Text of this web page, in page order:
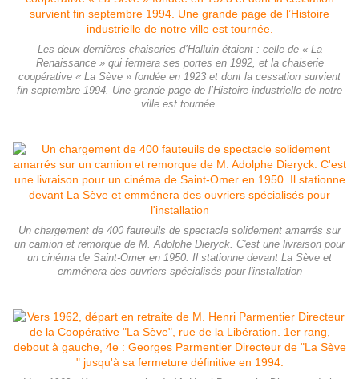
Les deux dernières chaiseries d’Halluin étaient : celle de « La
Renaissance » qui fermera ses portes en 1992, et la chaiserie
coopérative « La Sève » fondée en 1923 et dont la cessation survient
fin septembre 1994. Une grande page de l’Histoire industrielle de notre
ville est tournée.
Un chargement de 400 fauteuils de spectacle solidement amarrés sur
un camion et remorque de M. Adolphe Dieryck. C'est une livraison pour
un cinéma de Saint-Omer en 1950. Il stationne devant La Sève et
emménera des ouvriers spécialisés pour l'installation